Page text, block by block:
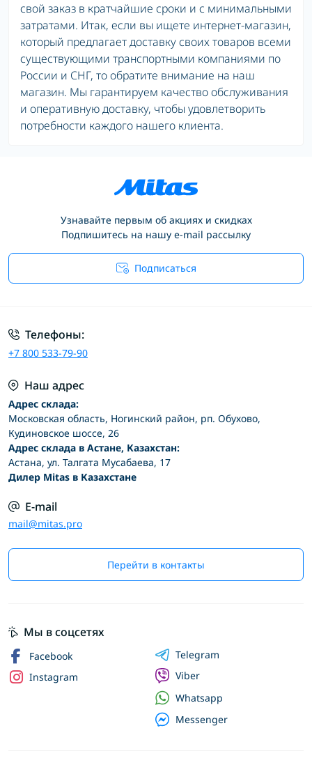
свой заказ в кратчайшие сроки и с минимальными
затратами. Итак, если вы ищете интернет-магазин,
который предлагает доставку своих товаров всеми
существующими транспортными компаниями по
России и СНГ, то обратите внимание на наш
магазин. Мы гарантируем качество обслуживания
и оперативную доставку, чтобы удовлетворить
потребности каждого нашего клиента.
Узнавайте первым об акциях и скидках
Подпишитесь на нашу e-mail рассылку
Подписаться
Телефоны:
+7 800 533-79-90
Наш адрес
Адрес склада:
Московская область, Ногинский район, рп. Обухово,
Кудиновское шоссе, 26
Адрес склада в Астане, Казахстан:
Астана, ул. Талгата Мусабаева, 17
Дилер Mitas в Казахстане
E-mail
mail@mitas.pro
Перейти в контакты
Мы в соцсетях
Facebook
Instagram
Telegram
Viber
Whatsapp
Messenger